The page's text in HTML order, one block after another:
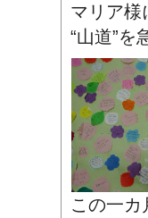
マリア様
“山道”を
この一